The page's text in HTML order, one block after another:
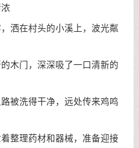
洒在村头的小溪上，波光粼
木门，深深吸了一口清新的
被洗得干净，远处传来鸡鸣
整理药材和器械，准备迎接